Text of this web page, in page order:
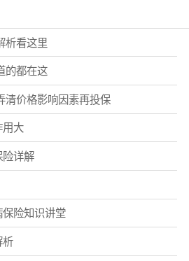
析看这里
的都在这
清价格影响因素再投保
用大
险详解
险知识讲堂
析